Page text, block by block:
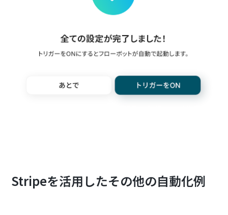
Stripeを活用したその他の自動化例